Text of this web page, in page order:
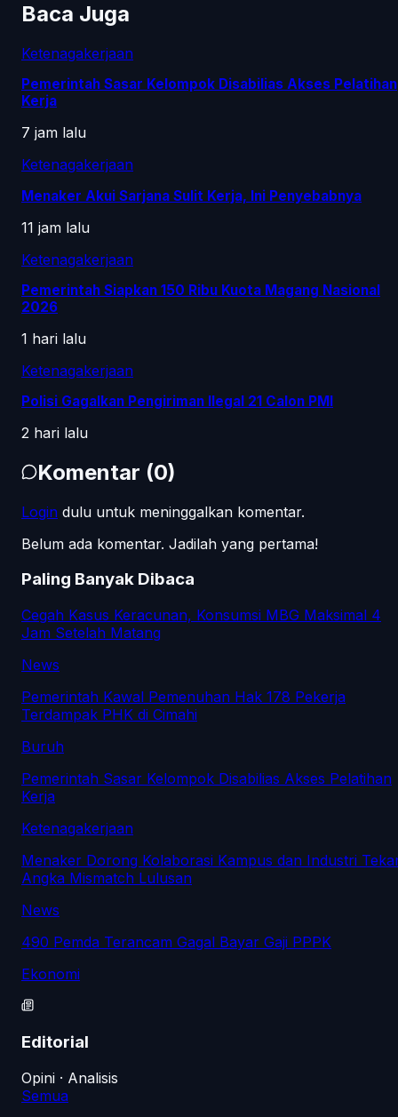
Baca Juga
Ketenagakerjaan
Pemerintah Sasar Kelompok Disabilias Akses Pelatihan
Kerja
7 jam lalu
Ketenagakerjaan
Menaker Akui Sarjana Sulit Kerja, Ini Penyebabnya
11 jam lalu
Ketenagakerjaan
Pemerintah Siapkan 150 Ribu Kuota Magang Nasional
2026
1 hari lalu
Ketenagakerjaan
Polisi Gagalkan Pengiriman Ilegal 21 Calon PMI
2 hari lalu
Komentar (0)
Login dulu untuk meninggalkan komentar.
Belum ada komentar. Jadilah yang pertama!
Paling Banyak Dibaca
Cegah Kasus Keracunan, Konsumsi MBG Maksimal 4
Jam Setelah Matang
News
Pemerintah Kawal Pemenuhan Hak 178 Pekerja
Terdampak PHK di Cimahi
Buruh
Pemerintah Sasar Kelompok Disabilias Akses Pelatihan
Kerja
Ketenagakerjaan
Menaker Dorong Kolaborasi Kampus dan Industri
Angka Mismatch Lulusan
News
490 Pemda Terancam Gagal Bayar Gaji PPPK
Ekonomi
Editorial
Opini · Analisis
Semua